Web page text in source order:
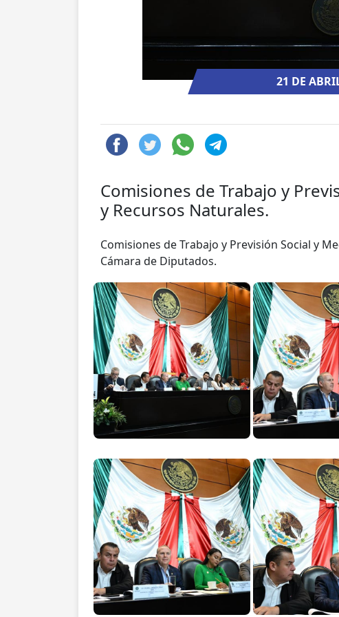
21 DE
Comisiones de Trabajo y
y Recursos Naturales.
Comisiones de Trabajo y Previsión Social y
Cámara de Diputados.